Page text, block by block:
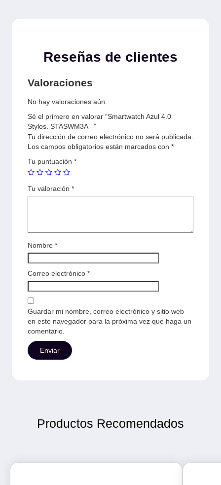
Reseñas de clientes
Valoraciones
No hay valoraciones aún.
Sé el primero en valorar “Smartwatch Azul 4.0
Stylos. STASWM3A –”
Tu dirección de correo electrónico no será publicada.
Los campos obligatorios están marcados con *
Tu puntuación *
Tu valoración *
Nombre *
Correo electrónico *
Guardar mi nombre, correo electrónico y sitio web
en este navegador para la próxima vez que haga un
comentario.
Productos Recomendados